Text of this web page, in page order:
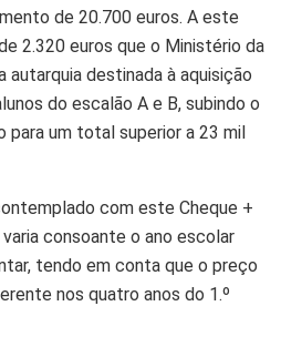
de 20.700 euros. A este
2.320 euros que o Ministério da
autarquia destinada à aquisição
do escalão A e B, subindo o
para um total superior a 23 mil
com este Cheque +
consoante o ano escolar
tendo em conta que o preço
nos quatro anos do 1.º